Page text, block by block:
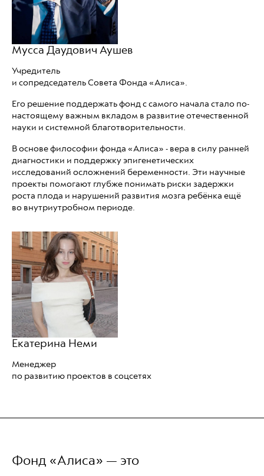
Мусса Даудович Аушев
Учредитель
и сопредседатель Совета Фонда «Алиса».
Его решение поддержать фонд с самого начала стало по-
настоящему важным вкладом в развитие отечественной
науки и системной благотворительности.
В основе философии фонда «Алиса» - вера в силу ранней
диагностики и поддержку эпигенетических
исследований осложнений беременности. Эти научные
проекты помогают глубже понимать риски задержки
роста плода и нарушений развития мозга ребёнка ещё
во внутриутробном периоде.
Екатерина Неми
Менеджер
по развитию проектов в соцсетях
Фонд «Алиса» — это